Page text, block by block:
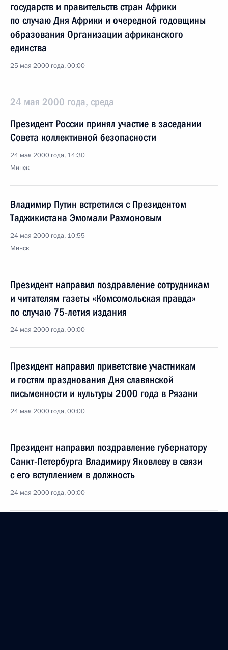
государств и правительств стран Африки
по случаю Дня Африки и очередной годовщины
образования Организации африканского
единства
25 мая 2000 года, 00:00
24 мая 2000 года, среда
Президент России принял участие в заседании
Совета коллективной безопасности
24 мая 2000 года, 14:30
Минск
Владимир Путин встретился с Президентом
Таджикистана Эмомали Рахмоновым
24 мая 2000 года, 10:55
Минск
Президент направил поздравление сотрудникам
и читателям газеты «Комсомольская правда»
по случаю 75-летия издания
24 мая 2000 года, 00:00
Президент направил приветствие участникам
и гостям празднования Дня славянской
письменности и культуры 2000 года в Рязани
24 мая 2000 года, 00:00
Президент направил поздравление губернатору
Санкт-Петербурга Владимиру Яковлеву в связи
с его вступлением в должность
24 мая 2000 года, 00:00